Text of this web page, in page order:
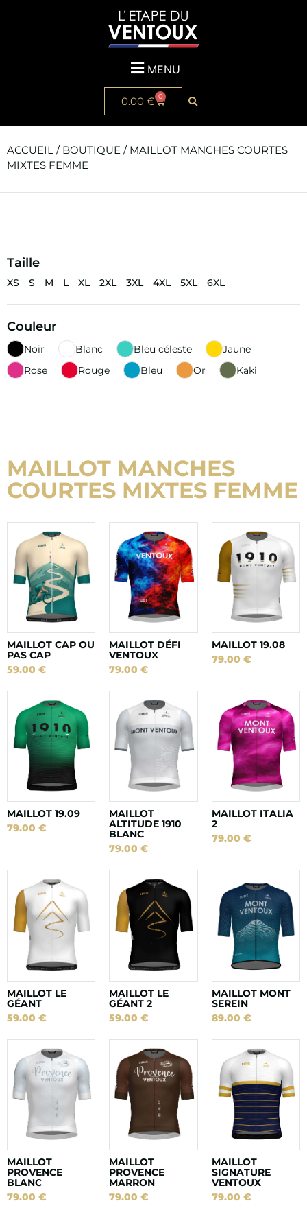
MENU
0.00 € 0
ACCUEIL / BOUTIQUE / MAILLOT MANCHES COURTES
MIXTES FEMME
Taille
XS S M L XL 2XL 3XL 4XL 5XL 6XL
Couleur
Noir Blanc Bleu céleste
Jaune
Rose
Rouge Bleu Or Kaki
MAILLOT MANCHES
COURTES MIXTES FEMME
MAILLOT CAP OU
PAS CAP
59.00 €
MAILLOT DÉFI
VENTOUX
79.00€
MAILLOT 19.08
79.00 €
MAILLOT 19.09
79.00 €
MAILLOT
ALTITUDE 1910
BLANC
79.00€
MAILLOT ITALIA
2
79.00 €
MAILLOT LE
GÉANT
59.00 €
MAILLOT LE
GÉANT 2
59.00€
MAILLOT MONT
SEREIN
89.00 €
MAILLOT
PROVENCE
BLANC
79.00 €
MAILLOT
PROVENCE
MARRON
79.00€
MAILLOT
SIGNATURE
VENTOUX
79.00 €